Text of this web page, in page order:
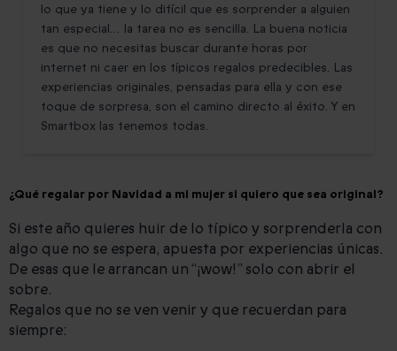
lo que ya tiene y lo difícil que es sorprender a alguien
tan especial… la tarea no es sencilla. La buena noticia
es que no necesitas buscar durante horas por
internet ni caer en los típicos regalos predecibles. Las
experiencias originales, pensadas para ella y con ese
toque de sorpresa, son el camino directo al éxito. Y en
Smartbox las tenemos todas.
¿Qué regalar por Navidad a mi mujer si quiero que sea original?
Si este año quieres huir de lo típico y sorprenderla con
algo que no se espera, apuesta por experiencias únicas.
De esas que le arrancan un “¡wow!” solo con abrir el
sobre.
Regalos que no se ven venir y que recuerdan para
siempre: